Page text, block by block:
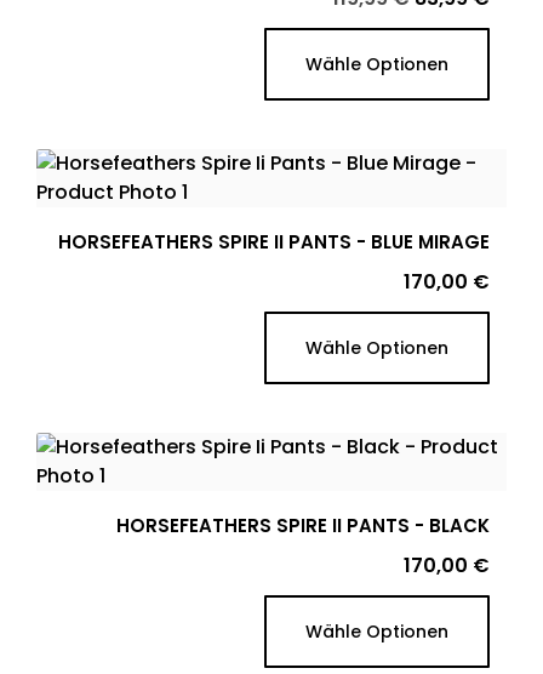
Wähle Optionen
HORSEFEATHERS SPIRE II PANTS - BLUE MIRAGE
Preis
170,00 €
Wähle Optionen
HORSEFEATHERS SPIRE II PANTS - BLACK
Preis
170,00 €
Wähle Optionen